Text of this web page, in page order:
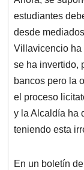
estudiantes
desde
Villavicencio ha
se ha invertido,
bancos pero la
el proceso
y la Alcaldía ha
teniendo esta
En un boletín